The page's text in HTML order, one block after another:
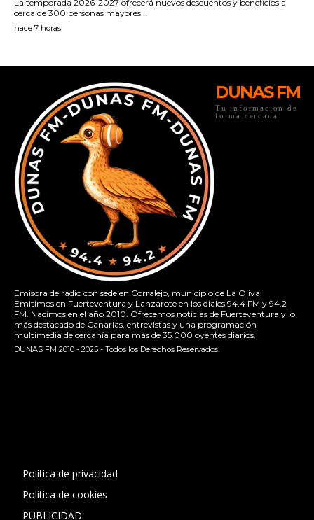
DUNAS FM
Tu informacion de
forma cercana
Emisora de radio con sede en Corralejo, municipio de La Oliva.
Emitimos en Fuerteventura y Lanzarote en los diales 94.4 FM y 94.2
FM. Nacimos en el año 2010. Ofrecemos noticias de Fuerteventura y lo
más destacado de Canarias, entrevistas y una programación
multimedia de cercanía para más de 35.000 oyentes diarios.
DUNAS FM 2010 - 2025 - Todos los Derechos Reservados.
Política de privacidad
Politica de cookies
PUBLICIDAD